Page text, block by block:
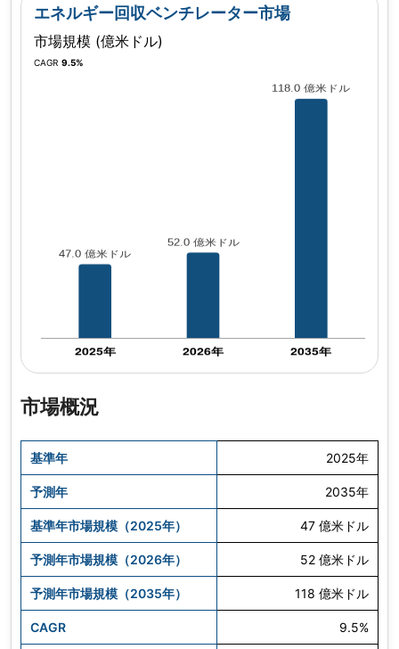
エネルギー回収ベンチレーター市場
市場規模 (億米ドル)
CAGR 9.5%
市場概況
基準年 2025年
予測年 2035年
基準年市場規模（2025年） 47 億米ドル
予測年市場規模（2026年） 52 億米ドル
予測年市場規模（2035年） 118 億米ドル
CAGR 9.5%